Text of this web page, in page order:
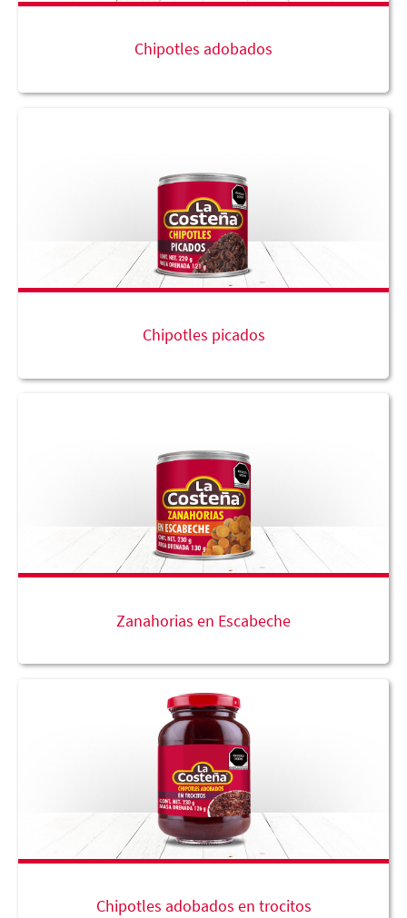
Chipotles adobados
Chipotles picados
Zanahorias en Escabeche
Chipotles adobados en trocitos